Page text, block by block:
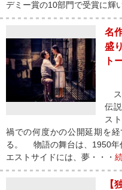
デミー賞の10部門で受賞に輝
名
盛
ト
ス
伝
ス
禍での何度かの公開延期を
る。 物語の舞台は、1950年
エストサイドには、夢・・・
【